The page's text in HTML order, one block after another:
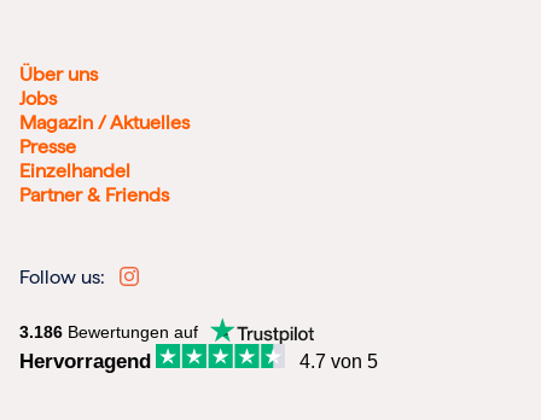
Über uns
Jobs
Magazin / Aktuelles
Presse
Einzelhandel
Partner & Friends
Follow us:
3.186 Bewertungen auf
Hervorragend 4.7 von 5